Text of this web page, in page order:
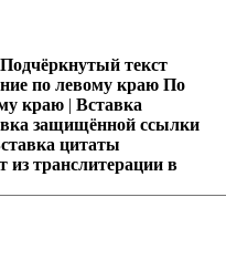
Берестова для
и стихи. Картинки-
Подчёркнутый текст
по левому краю По
краю | Вставка
защищённой ссылки
цитаты
из транслитерации в